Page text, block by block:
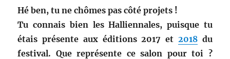
Hé ben, tu ne chômes pas côté projets !
Tu connais bien les Halliennales, puisque tu
étais présente aux éditions 2017 et 2018du
festival. Que représente ce salon pour toi ?